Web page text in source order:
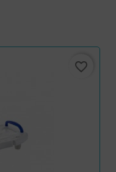
favorite_border